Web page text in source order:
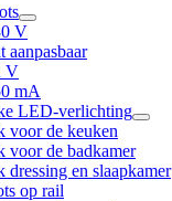
V
aanpasbaar
V
mA
LED-verlichting
voor de keuken
voor de badkamer
dressing en slaapkamer
op rail